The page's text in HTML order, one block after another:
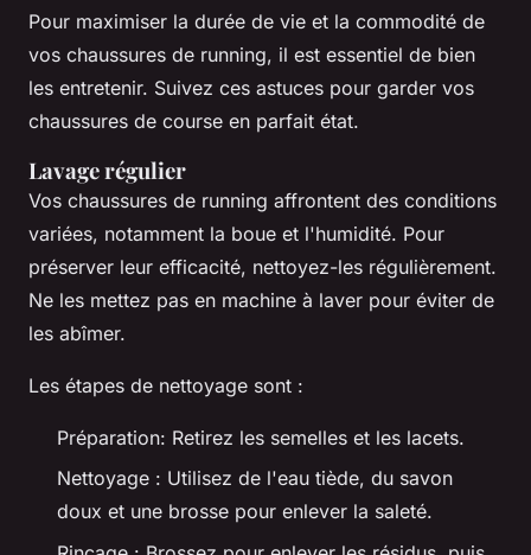
Pour maximiser la durée de vie et la commodité de
vos chaussures de running, il est essentiel de bien
les entretenir. Suivez ces astuces pour garder vos
chaussures de course en parfait état.
Lavage régulier
Vos chaussures de running affrontent des conditions
variées, notamment la boue et l'humidité. Pour
préserver leur efficacité, nettoyez-les régulièrement.
Ne les mettez pas en machine à laver pour éviter de
les abîmer.
Les étapes de nettoyage sont :
Préparation: Retirez les semelles et les lacets.
Nettoyage : Utilisez de l'eau tiède, du savon
doux et une brosse pour enlever la saleté.